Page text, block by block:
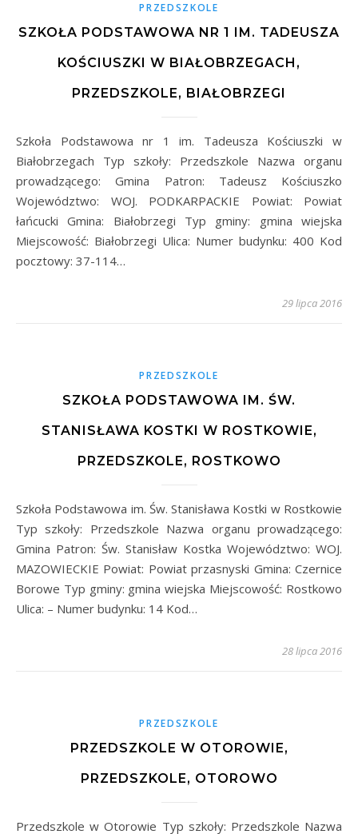
PRZEDSZKOLE
SZKOŁA PODSTAWOWA NR 1 IM. TADEUSZA
KOŚCIUSZKI W BIAŁOBRZEGACH,
PRZEDSZKOLE, BIAŁOBRZEGI
Szkoła Podstawowa nr 1 im. Tadeusza Kościuszki w
Białobrzegach Typ szkoły: Przedszkole Nazwa organu
prowadzącego: Gmina Patron: Tadeusz Kościuszko
Województwo: WOJ. PODKARPACKIE Powiat: Powiat
łańcucki Gmina: Białobrzegi Typ gminy: gmina wiejska
Miejscowość: Białobrzegi Ulica: Numer budynku: 400 Kod
pocztowy: 37-114…
29 lipca 2016
PRZEDSZKOLE
SZKOŁA PODSTAWOWA IM. ŚW.
STANISŁAWA KOSTKI W ROSTKOWIE,
PRZEDSZKOLE, ROSTKOWO
Szkoła Podstawowa im. Św. Stanisława Kostki w Rostkowie
Typ szkoły: Przedszkole Nazwa organu prowadzącego:
Gmina Patron: Św. Stanisław Kostka Województwo: WOJ.
MAZOWIECKIE Powiat: Powiat przasnyski Gmina: Czernice
Borowe Typ gminy: gmina wiejska Miejscowość: Rostkowo
Ulica: – Numer budynku: 14 Kod…
28 lipca 2016
PRZEDSZKOLE
PRZEDSZKOLE W OTOROWIE,
PRZEDSZKOLE, OTOROWO
Przedszkole w Otorowie Typ szkoły: Przedszkole Nazwa